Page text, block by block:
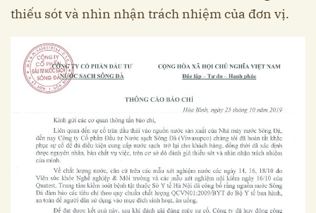
thiếu sót và nhìn nhận trách nhiệm của đơn vị.